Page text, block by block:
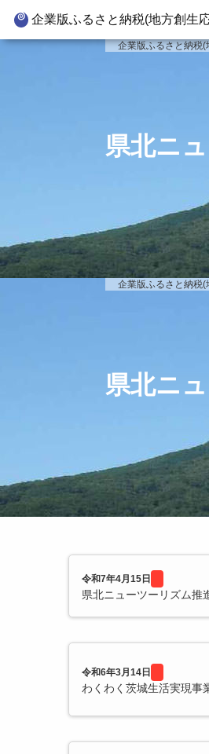
企業版ふるさと納税(地方創生
企業版ふるさと納
企業版ふるさと納税
県北ニ
企業版ふるさと納税
県北ニ
令和7年4月15日
県北ニューツーリズム推
令和6年3月14日
わくわく茨城生活実現事